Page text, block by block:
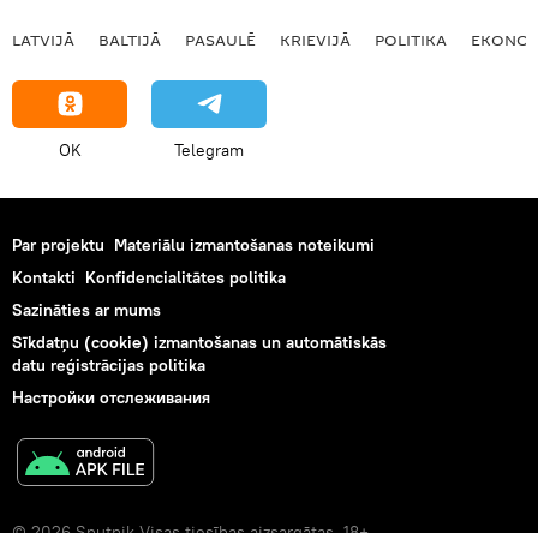
LATVIJĀ BALTIJĀ PASAULĒ KRIEVIJĀ POLITIKA
OK Telegram
Par projektu Materiālu izmantošanas noteikumi
Kontakti Konfidencialitātes politika
Sazināties ar mums
Sīkdatņu (cookie) izmantošanas un automātiskās
datu reģistrācijas politika
Настройки отслеживания